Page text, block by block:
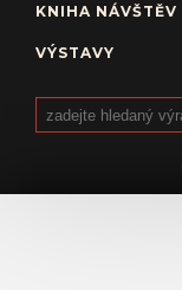
KNIHA NÁVŠTĚV
VÝSTAVY